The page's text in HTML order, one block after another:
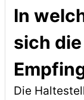
In
sich
Die